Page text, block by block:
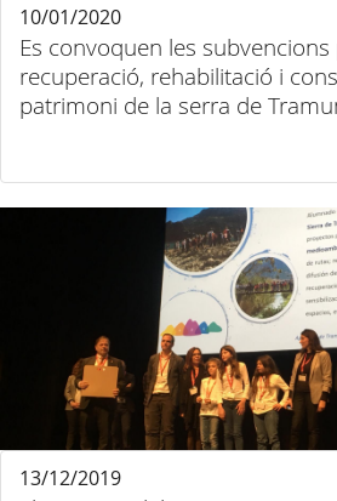
Es convoquen les subvencions
recuperació, rehabilitació i
patrimoni de la serra de
10/01/2020
13/12/2019